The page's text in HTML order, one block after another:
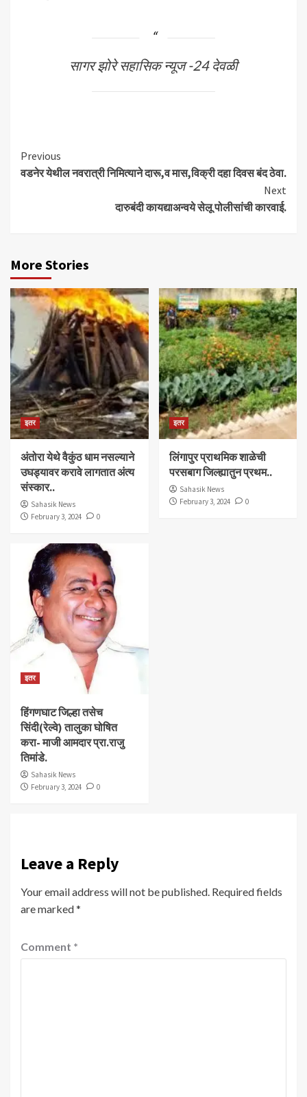
सागर झोरे सहासिक न्यूज -24 देवळी
Continue
Reading
Previous
वडनेर येथील नवरात्री निमित्याने दारू,व मास,विक्री दहा दिवस बंद ठेवा.
Next
दारुबंदी कायद्याअन्वये सेलू पोलीसांची कारवाई.
More Stories
इतर
अंतोरा येथे वैकुंठ धाम नसल्याने
उघड्यावर करावे लागतात अंत्य
संस्कार..
Sahasik News
February 3, 2024
0
इतर
लिंगापुर प्राथमिक शाळेची
परसबाग जिल्ह्यातुन प्रथम..
Sahasik News
February 3, 2024
0
इतर
हिंगणघाट जिल्हा तसेच
सिंदी(रेल्वे) तालुका घोषित
करा- माजी आमदार प्रा.राजु
तिमांडे.
Sahasik News
February 3, 2024
0
Leave a Reply
Your email address will not be published. Required fields
are marked*
Comment *